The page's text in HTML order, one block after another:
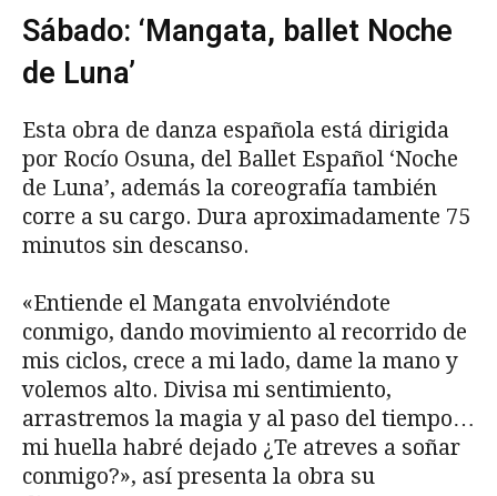
Sábado: ‘Mangata, ballet Noche
de Luna’
Esta obra de danza española está dirigida
por Rocío Osuna, del Ballet Español ‘Noche
de Luna’, además la coreografía también
corre a su cargo. Dura aproximadamente 75
minutos sin descanso.
«Entiende el Mangata envolviéndote
conmigo, dando movimiento al recorrido de
mis ciclos, crece a mi lado, dame la mano y
volemos alto. Divisa mi sentimiento,
arrastremos la magia y al paso del tiempo…
mi huella habré dejado ¿Te atreves a soñar
conmigo?», así presenta la obra su